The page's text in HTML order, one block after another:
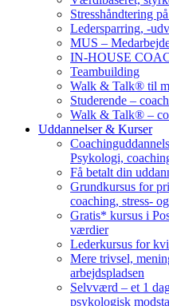
Stresshåndtering
Ledersparring, -
MUS –
IN-HOUSE
Teambuilding
Walk & Talk® til
Studerende –
Walk & Talk® –
Uddannelser & Kurser
Psykologi,
Få betalt din
Grundkursus for
coaching, stress-
Gratis* kursus i
værdier
Lederkursus for
Mere trivsel,
arbejdspladsen
Selvværd – et 1
psykologisk